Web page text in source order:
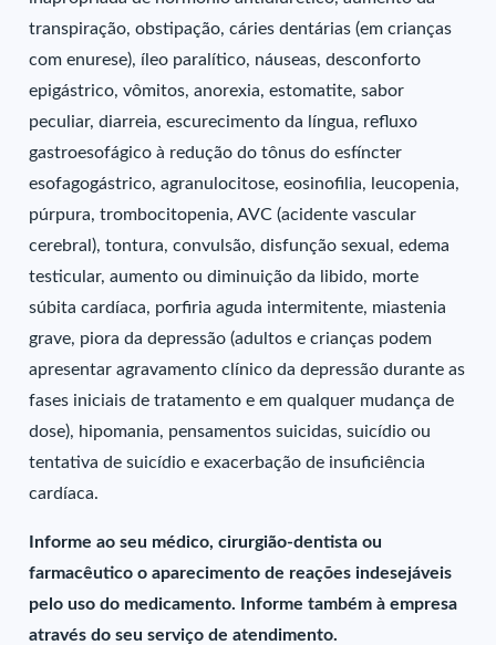
transpiração, obstipação, cáries dentárias (em crianças
com enurese), íleo paralítico, náuseas, desconforto
epigástrico, vômitos, anorexia, estomatite, sabor
peculiar, diarreia, escurecimento da língua, refluxo
gastroesofágico à redução do tônus do esfíncter
esofagogástrico, agranulocitose, eosinofilia, leucopenia,
púrpura, trombocitopenia, AVC (acidente vascular
cerebral), tontura, convulsão, disfunção sexual, edema
testicular, aumento ou diminuição da libido, morte
súbita cardíaca, porfiria aguda intermitente, miastenia
grave, piora da depressão (adultos e crianças podem
apresentar agravamento clínico da depressão durante as
fases iniciais de tratamento e em qualquer mudança de
dose), hipomania, pensamentos suicidas, suicídio ou
tentativa de suicídio e exacerbação de insuficiência
cardíaca.
Informe ao seu médico, cirurgião-dentista ou
farmacêutico o aparecimento de reações indesejáveis
pelo uso do medicamento. Informe também à empresa
através do seu serviço de atendimento.